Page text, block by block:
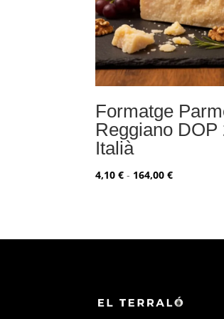
Formatge
Reggiano DOP
Italià
4,10€ - 164,00€Rango
4,10 €